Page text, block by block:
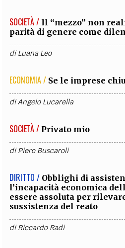
SOCIETÀ / Il “mezzo” non
parità di genere come
diLuana Leo
ECONOMIA / Se le imprese
diAngelo Lucarella
SOCIETÀ / Privato mio
diPiero Buscaroli
DIRITTO / Obblighi di
l’incapacità economica
essere assoluta per
sussistenza del reato
diRiccardo Radi